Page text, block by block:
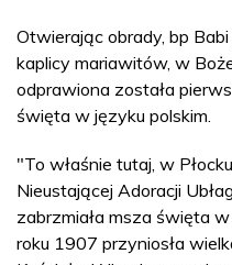
Otwierając obrady, bp
kaplicy mariawitów, w
odprawiona została
święta w języku polskim.
"To właśnie tutaj, w
Nieustającej Adoracji
zabrzmiała msza święta
roku 1907 przyniosła